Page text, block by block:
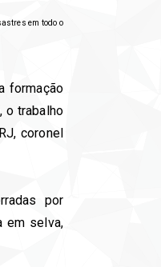
em todo o
formação
o trabalho
coronel
por
em selva,